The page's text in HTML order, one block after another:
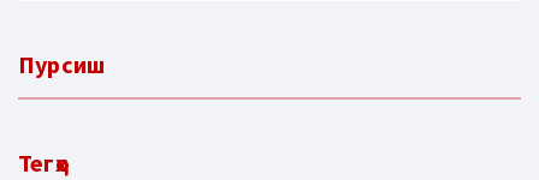
Пурсиш
Тегҳо